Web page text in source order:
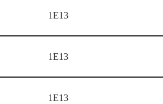
1E13
1E13
1E13